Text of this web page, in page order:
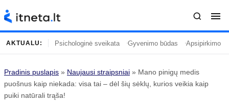
Turinys
Naujausi straipsniai
Temos
AKTUALU: Psichologinė sveikata Gyvenimo būdas Apsipirkimo
Pradinis puslapis » Naujausi straipsniai » Mano pinigų medis
puošnus kaip niekada: visa tai – dėl šių sėklų, kurios veikia kaip
puiki natūrali trąša!